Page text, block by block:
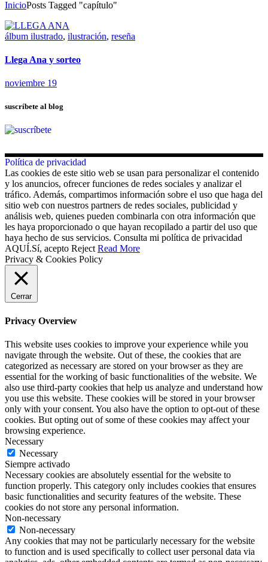
InicioPosts Tagged "capítulo"
álbum ilustrado, ilustración, reseña
Llega Ana y sorteo
noviembre 19
suscríbete al blog
Política de privacidad
Las cookies de este sitio web se usan para personalizar el contenido
y los anuncios, ofrecer funciones de redes sociales y analizar el
tráfico. Además, compartimos información sobre el uso que haga del
sitio web con nuestros partners de redes sociales, publicidad y
análisis web, quienes pueden combinarla con otra información que
les haya proporcionado o que hayan recopilado a partir del uso que
haya hecho de sus servicios. Consulta mi política de privacidad
AQUÍ.Sí, acepto Reject Read More
Privacy & Cookies Policy
Cerrar
Privacy Overview
This website uses cookies to improve your experience while you
navigate through the website. Out of these, the cookies that are
categorized as necessary are stored on your browser as they are
essential for the working of basic functionalities of the website. We
also use third-party cookies that help us analyze and understand how
you use this website. These cookies will be stored in your browser
only with your consent. You also have the option to opt-out of these
cookies. But opting out of some of these cookies may affect your
browsing experience.
Necessary
Necessary
Siempre activado
Necessary cookies are absolutely essential for the website to
function properly. This category only includes cookies that ensures
basic functionalities and security features of the website. These
cookies do not store any personal information.
Non-necessary
Non-necessary
Any cookies that may not be particularly necessary for the website
to function and is used specifically to collect user personal data via